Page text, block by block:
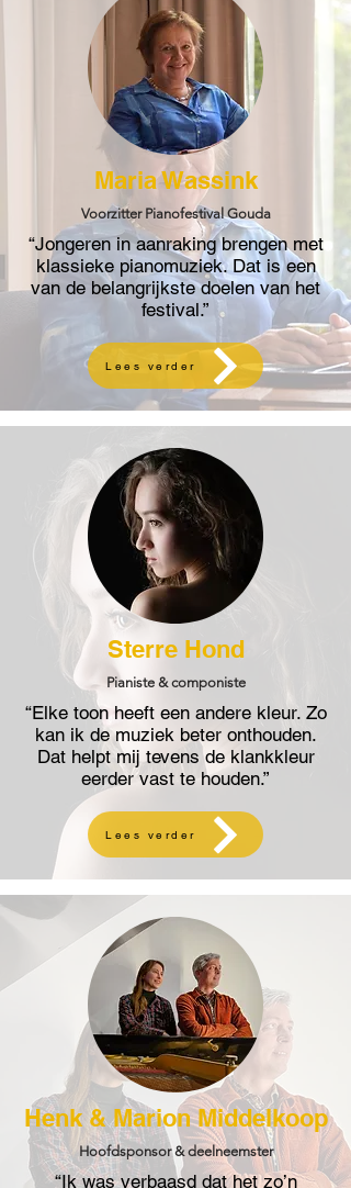
Maria Wassink
Voorzitter Pianofestival Gouda
“Jongeren in aanraking brengen met
klassieke pianomuziek. Dat is een
van de belangrijkste doelen van het
festival.”
Lees verder
Sterre Hond
Pianiste & componiste
“Elke toon heeft een andere kleur. Zo
kan ik de muziek beter onthouden.
Dat helpt mij tevens de klankkleur
eerder vast te houden.”
Lees verder
Henk & Marion Middelkoop
Hoofdsponsor & deelneemster
“Ik was verbaasd dat het zo’n